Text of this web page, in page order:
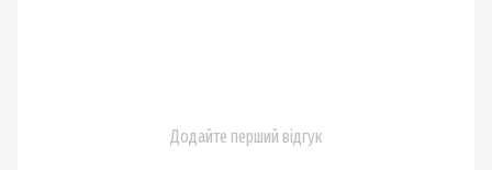
Додайте перший відгук